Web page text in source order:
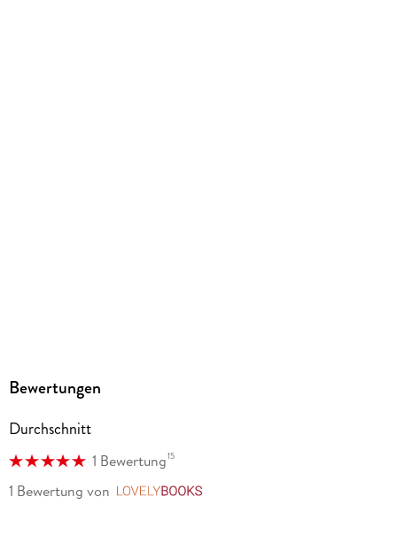
Bewertungen
Durchschnitt
1 Bewertung15
1 Bewertung von